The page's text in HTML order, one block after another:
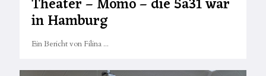
in Hamburg
Ein Bericht von Filina ...